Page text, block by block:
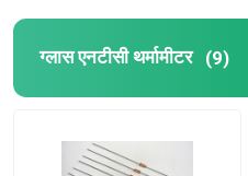
ग्लास एनटीसी थर्मामीटर
एपॉक्सी लेपित थर्मिस्टर्स
घरेलू उपकरण सेंसर
ग्लास एनटीसी थर्मामीटर (9)